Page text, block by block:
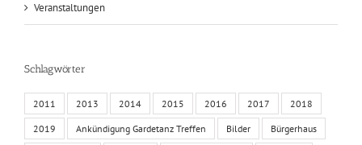
Veranstaltungen
Schlagwörter
2011 2013 2014 2015 2016 2017 2018
2019 Ankündigung Gardetanz Treffen Bilder Bürgerhaus